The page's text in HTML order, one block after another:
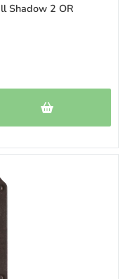
Shadow 2 OR